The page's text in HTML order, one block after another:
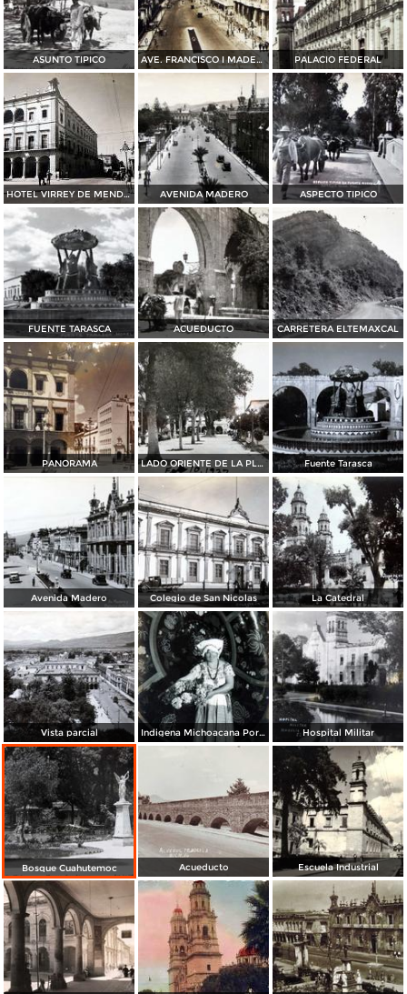
ASUNTO TIPICO AVE. FRANCISCO I MADERO PALACIO FEDERAL
HOTEL VIRREY DE MENDOZA AVENIDA MADERO ASPECTO TIPICO
FUENTE TARASCA ACUEDUCTO CARRETERA ELTEMAXCAL
PANORAMA LADO ORIENTE DE LA PLAZA Fuente Tarasca
Avenida Madero Colegio de San Nicolas La Catedral
Vista parcial Indigena Michoacana Por HUGO BREHME Hospital Militar
Bosque Cuahutemoc Acueducto Escuela Industrial